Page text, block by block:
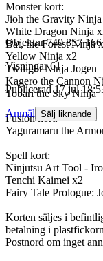
Monster kort:
Jioh the Gravity
White Dragon Ninja
Bat, the Forest Ninja
Yellow Ninja x2
Twilight Ninja Jogen
Kagero the Cannon
Tobari the Sky Ninja
Fusion kort:
Yaguramaru the
Spell kort:
Ninjutsu Art Tool -
Tenchi Kaimei x2
Fairy Tale Prologue:
Korten säljes i
betalning i
Postnord om inget
Objektnr 740 857 166
Visningar 61
Publicerad 17 jul
Anmäl Sälj liknande